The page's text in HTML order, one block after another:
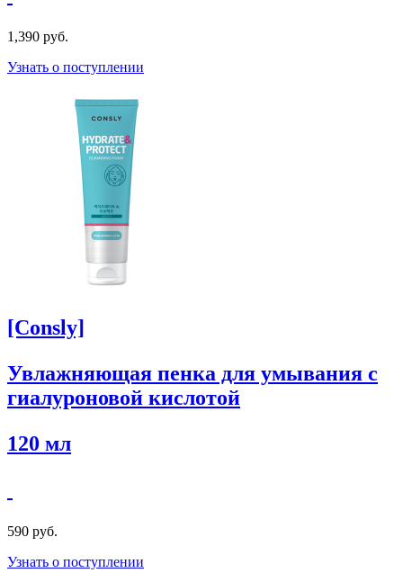
1,390 руб.
Узнать о поступлении
[Consly]
Увлажняющая пенка для умывания с
гиалуроновой кислотой
120 мл
590 руб.
Узнать о поступлении